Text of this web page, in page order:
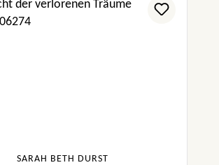
SARAH BETH DURST